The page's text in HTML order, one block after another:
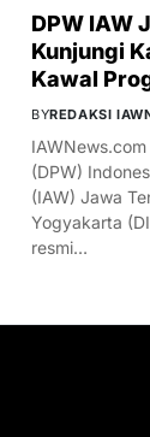
DPW IAW
Kunjungi
Kawal
BYREDAKSI
(DPW)
(IAW) Jawa
Yogyakarta
resmi…